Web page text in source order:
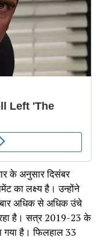
के अनुसार दिसंबर
का लक्ष्य है। उन्होंने
बार अधिक से अधिक उंचे
है। सत्र 2019-23 के
गया है। फिलहाल 33